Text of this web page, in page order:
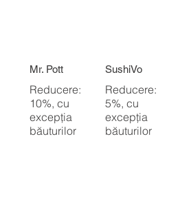
Mr. Pott
Reducere:
10%, cu
excepția
băuturilor
SushiVo
Reducere:
5%, cu
excepția
băuturilor